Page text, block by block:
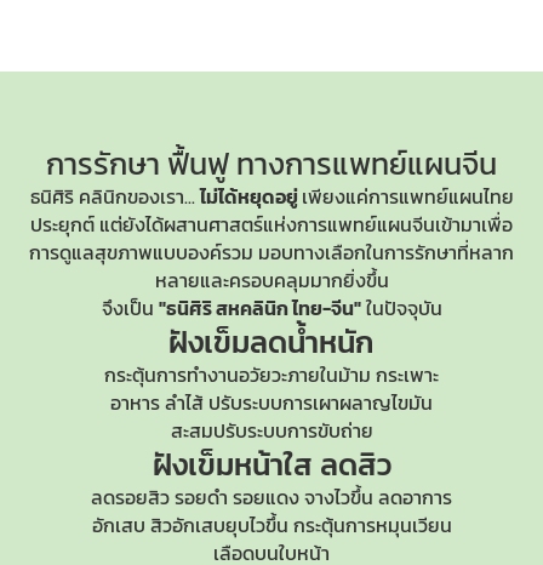
การรักษา ฟื้นฟูทางการแพทย์แผนจีน
ธนิศิริ คลินิกของเรา...ไม่ได้หยุดอยู่เพียงแค่การแพทย์แผนไทย
ประยุกต์ แต่ยังได้ผสานศาสตร์แห่งการแพทย์แผนจีนเข้ามาเพื่อ
การดูแลสุขภาพแบบองค์รวม มอบทางเลือกในการรักษาที่หลาก
หลายและครอบคลุมมากยิ่งขึ้น
จึงเป็น "ธนิศิริ สหคลินิก ไทย-จีน"ในปัจจุบัน
ฝังเข็มลดน้ำหนัก
กระตุ้นการทำงานอวัยวะภายในม้าม กระเพาะ
อาหาร ลำไส้ ปรับระบบการเผาผลาญไขมัน
สะสมปรับระบบการขับถ่าย
ฝังเข็มหน้าใส ลดสิว
ลดรอยสิว รอยดำ รอยแดง จางไวขึ้น ลดอาการ
อักเสบ สิวอักเสบยุบไวขึ้น กระตุ้นการหมุนเวียน
เลือดบนใบหน้า